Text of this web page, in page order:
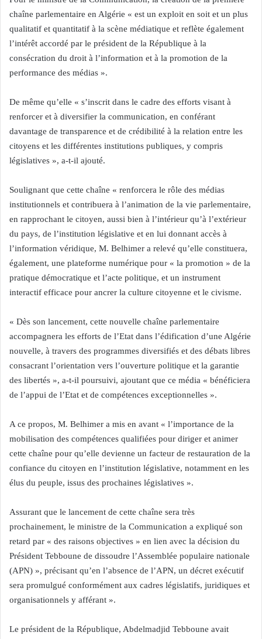
chaîne parlementaire en Algérie « est un exploit en soit et un plus
qualitatif et quantitatif à la scène médiatique et reflète également
l’intérêt accordé par le président de la République à la
consécration du droit à l’information et à la promotion de la
performance des médias ».
De même qu’elle « s’inscrit dans le cadre des efforts visant à
renforcer et à diversifier la communication, en conférant
davantage de transparence et de crédibilité à la relation entre les
citoyens et les différentes institutions publiques, y compris
législatives », a-t-il ajouté.
Soulignant que cette chaîne « renforcera le rôle des médias
institutionnels et contribuera à l’animation de la vie parlementaire,
en rapprochant le citoyen, aussi bien à l’intérieur qu’à l’extérieur
du pays, de l’institution législative et en lui donnant accès à
l’information véridique, M. Belhimer a relevé qu’elle constituera,
également, une plateforme numérique pour « la promotion » de la
pratique démocratique et l’acte politique, et un instrument
interactif efficace pour ancrer la culture citoyenne et le civisme.
« Dès son lancement, cette nouvelle chaîne parlementaire
accompagnera les efforts de l’Etat dans l’édification d’une Algérie
nouvelle, à travers des programmes diversifiés et des débats libres
consacrant l’orientation vers l’ouverture politique et la garantie
des libertés », a-t-il poursuivi, ajoutant que ce média « bénéficiera
de l’appui de l’Etat et de compétences exceptionnelles ».
A ce propos, M. Belhimer a mis en avant « l’importance de la
mobilisation des compétences qualifiées pour diriger et animer
cette chaîne pour qu’elle devienne un facteur de restauration de la
confiance du citoyen en l’institution législative, notamment en les
élus du peuple, issus des prochaines législatives ».
Assurant que le lancement de cette chaîne sera très
prochainement, le ministre de la Communication a expliqué son
retard par « des raisons objectives » en lien avec la décision du
Président Tebboune de dissoudre l’Assemblée populaire nationale
(APN) », précisant qu’en l’absence de l’APN, un décret exécutif
sera promulgué conformément aux cadres législatifs, juridiques et
organisationnels y afférant ».
Le président de la République, Abdelmadjid Tebboune avait